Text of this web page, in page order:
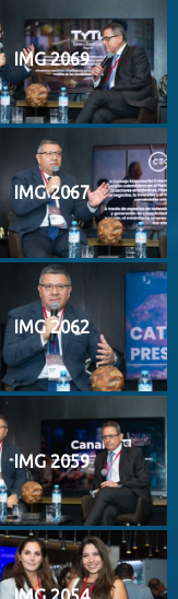
IMG 2069
IMG 2067
IMG 2062
IMG 2059